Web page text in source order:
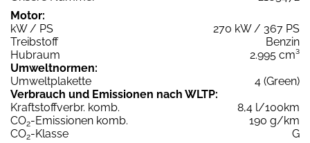
Motor:
kW / PS
270 kW / 367 PS
Treibstoff
Benzin
Hubraum
2.995 cm³
Umweltnormen:
Umweltplakette
4 (Green)
Verbrauch und Emissionen nach WLTP:
Kraftstoffverbr. komb.
8,4 l/100km
CO2-Emissionen komb.
190 g/km
CO2-Klasse
G